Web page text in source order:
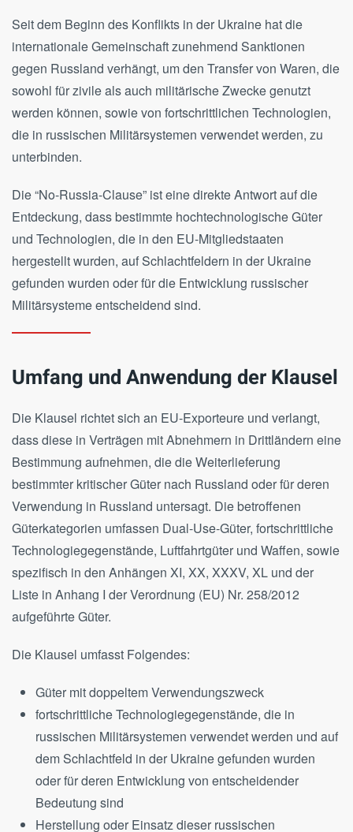
Seit dem Beginn des Konflikts in der Ukraine hat die
internationale Gemeinschaft zunehmend Sanktionen
gegen Russland verhängt, um den Transfer von Waren, die
sowohl für zivile als auch militärische Zwecke genutzt
werden können, sowie von fortschrittlichen Technologien,
die in russischen Militärsystemen verwendet werden, zu
unterbinden.
Die “No-Russia-Clause” ist eine direkte Antwort auf die
Entdeckung, dass bestimmte hochtechnologische Güter
und Technologien, die in den EU-Mitgliedstaaten
hergestellt wurden, auf Schlachtfeldern in der Ukraine
gefunden wurden oder für die Entwicklung russischer
Militärsysteme entscheidend sind.
Umfang und Anwendung der Klausel
Die Klausel richtet sich an EU-Exporteure und verlangt,
dass diese in Verträgen mit Abnehmern in Drittländern eine
Bestimmung aufnehmen, die die Weiterlieferung
bestimmter kritischer Güter nach Russland oder für deren
Verwendung in Russland untersagt. Die betroffenen
Güterkategorien umfassen Dual-Use-Güter, fortschrittliche
Technologiegegenstände, Luftfahrtgüter und Waffen, sowie
spezifisch in den Anhängen XI, XX, XXXV, XL und der
Liste in Anhang I der Verordnung (EU) Nr. 258/2012
aufgeführte Güter.
Die Klausel umfasst Folgendes:
Güter mit doppeltem Verwendungszweck
fortschrittliche Technologiegegenstände, die in
russischen Militärsystemen verwendet werden und auf
dem Schlachtfeld in der Ukraine gefunden wurden
oder für deren Entwicklung von entscheidender
Bedeutung sind
Herstellung oder Einsatz dieser russischen